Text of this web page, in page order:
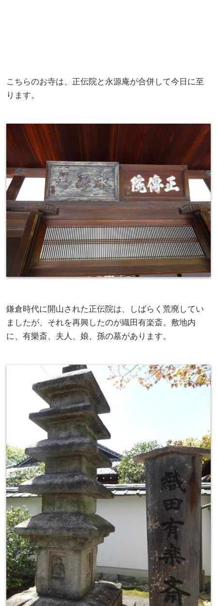
こちらのお寺は、正伝院と永源庵が合併して今日に至
ります。
鎌倉時代に開山された正伝院は、しばらく荒廃してい
ましたが、それを再興したのが織田有楽斎。敷地内
に、有樂斎、夫人、娘、孫の墓があります。